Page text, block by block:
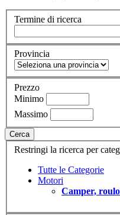
Termine di ricerca
Provincia
Prezzo
Minimo
Massimo
Cerca
Restringi la ricerca per
Tutte le Categorie
Motori
Camper,